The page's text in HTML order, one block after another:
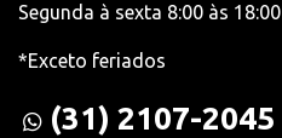
Segunda à sexta 8:00 às 18:00
*Exceto feriados
(31) 2107-2045